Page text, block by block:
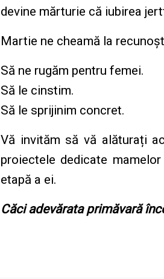
devine mărturie că iubirea
Martie ne cheamă la
Să ne rugăm pentru femei.
Să le cinstim.
Să le sprijinim concret.
Vă invităm să vă alăturați
proiectele dedicate
etapă a ei.
Căci adevărata primăvară